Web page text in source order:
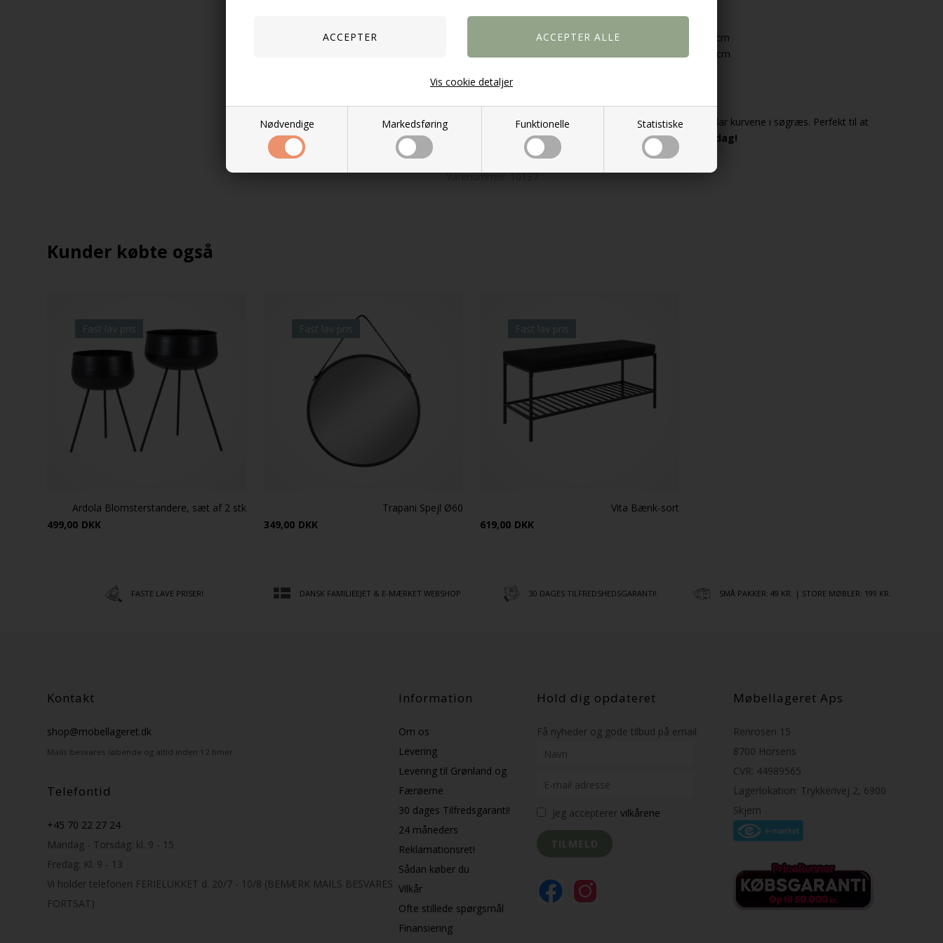
Nødvendige Markedsføring Funktionelle Statistiske
Vis cookie detaljer
Bredde 20 cm, Længde 35 cm, Højde 19 cm
Bredde 25 cm, Længde 40 cm, Højde 21 cm
Få en praktisk og elegant opbevaringsløsningmed Salar kurvene i søgræs. Perfekt til at
skabe orden med stil.Bestil dit sæt hos Møbellageret i dag!
Varenummer:10137
Kunder købte også
Fast lav pris
Ardola Blomsterstandere, sæt af 2 stk
499,00 DKK
Fast lav pris
Trapani Spejl Ø60
349,00 DKK
Fast lav pris
Vita Bænk-sort
619,00 DKK
FASTE LAVE PRISER! DANSK FAMILIEEJET & E-MÆRKET WEBSHOP 30 DAGES TILFREDSHEDSGARANTI! SMÅ PAKKER: 49 KR. | STORE MØBLER: 199 KR.
Kontakt
shop@mobellageret.dk
Mails besvares løbende og altid inden 12 timer.
Telefontid
+45 70 22 27 24
Mandag - Torsdag: kl. 9 - 15
Fredag: Kl. 9 - 13
Vi holder telefonen FERIELUKKET d. 20/7 - 10/8 (BEMÆRK MAILS BESVARES
FORTSAT)
Information
Om os
Levering
Levering til Grønland og
Færøerne
30 dages Tilfredsgaranti!
24 måneders
Reklamationsret!
Sådan køber du
Vilkår
Ofte stillede spørgsmål
Finansiering
Hold dig opdateret
Få nyheder og gode tilbud på email
Jeg accepterer vilkårene
Møbellageret Aps
Renrosen 15
8700 Horsens
CVR: 44989565
Lagerlokation: Trykkerivej 2, 6900
Skjern